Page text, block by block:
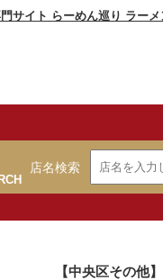
店名検索
【中央区その他】